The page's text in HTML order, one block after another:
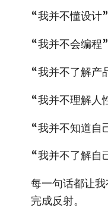
“我并不懂设计”
“我并不会编程”
“我并不了解产
“我并不理解人
“我并不知道自
“我并不了解自
每一句话都让
完成反射。